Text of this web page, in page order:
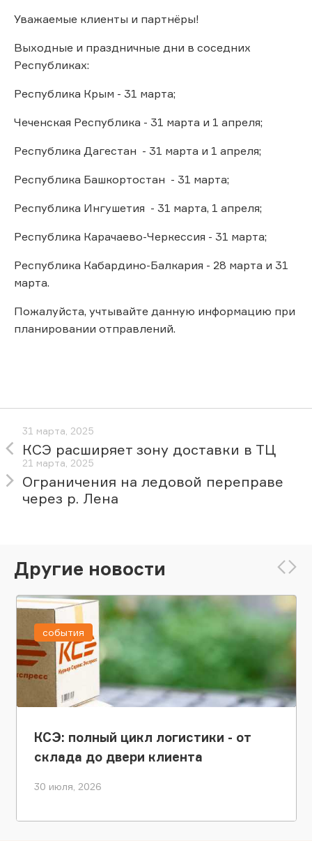
Уважаемые клиенты и партнёры!
Выходные и праздничные дни в соседних
Республиках:
Республика Крым - 31 марта;
Чеченская Республика - 31 марта и 1 апреля;
Республика Дагестан - 31 марта и 1 апреля;
Республика Башкортостан - 31 марта;
Республика Ингушетия - 31 марта, 1 апреля;
Республика Карачаево-Черкессия - 31 марта;
Республика Кабардино-Балкария - 28 марта и 31
марта.
Пожалуйста, учтывайте данную информацию при
планировании отправлений.
31 марта, 2025
КСЭ расширяет зону доставки в ТЦ
21 марта, 2025
Ограничения на ледовой переправе
через р. Лена
Другие новости
КСЭ: полный цикл логистики - от
склада до двери клиента
30 июля, 2026
события